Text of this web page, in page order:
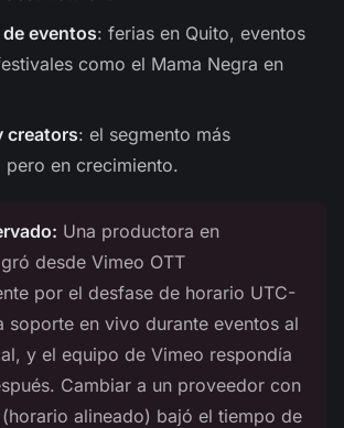
eventos: ferias en Quito, eventos
como el Mama Negra en
creators: el segmento más
en crecimiento.
Una productora en
desde Vimeo OTT
por el desfase de horario UTC-
soporte en vivo durante eventos al
y el equipo de Vimeo respondía
Cambiar a un proveedor con
(horario alineado) bajó el tiempo de